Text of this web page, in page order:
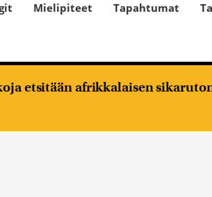
Mielipiteet Tapahtumat
etsitään afrikkalaisen